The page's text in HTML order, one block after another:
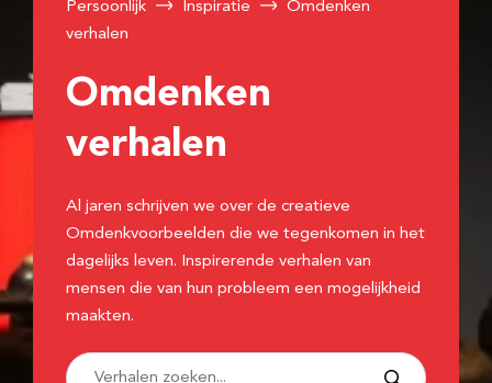
Persoonlijk Inspiratie
Omdenken
verhalen
Omdenken
verhalen
Al jaren schrijven we over de creatieve
Omdenkvoorbeelden die we tegenkomen in het
dagelijks leven. Inspirerende verhalen van
mensen die van hun probleem een mogelijkheid
maakten.